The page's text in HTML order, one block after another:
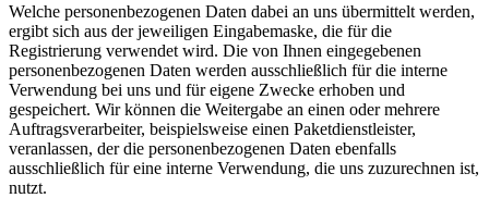
Welche personenbezogenen Daten dabei an uns übermittelt werden,
ergibt sich aus der jeweiligen Eingabemaske, die für die
Registrierung verwendet wird. Die von Ihnen eingegebenen
personenbezogenen Daten werden ausschließlich für die interne
Verwendung bei uns und für eigene Zwecke erhoben und
gespeichert. Wir können die Weitergabe an einen oder mehrere
Auftragsverarbeiter, beispielsweise einen Paketdienstleister,
veranlassen, der die personenbezogenen Daten ebenfalls
ausschließlich für eine interne Verwendung, die uns zuzurechnen ist,
nutzt.